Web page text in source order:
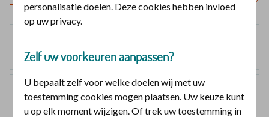
geen vergoeding
Smallpolis
geen vergoeding
personalisatie doelen. Deze cookies hebben invloed
op uw privacy.
Zelf uw voorkeuren aanpassen?
U bepaalt zelf voor welke doelen wij met uw
toestemming cookies mogen plaatsen. Uw keuze kunt
u op elk moment wijzigen. Of trek uw toestemming in